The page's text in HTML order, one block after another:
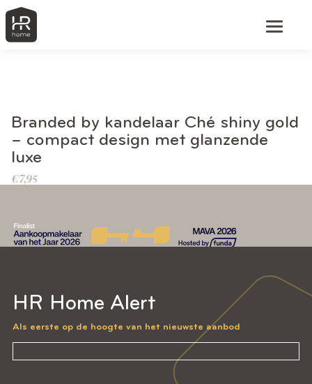
BEKIJK DIT PRODUCT
Branded by kandelaar Ché shiny gold
– compact design met glanzende
luxe
€7,95
HR Home Alert
Als eerste op de hoogte van het nieuwste aanbod